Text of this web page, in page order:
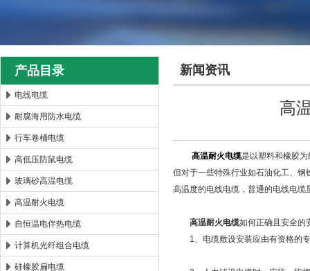
安徽康泰电气有限公司
产品目录
电线电缆
耐腐海用防水电缆
行车卷桶电缆
高低压防鼠电缆
玻璃砂高温电缆
高温耐火电缆
自恒温电伴热电缆
计算机光纤组合电缆
硅橡胶扁电缆
新闻资讯
高
高温耐火电缆是以塑料和橡胶
但对于一些特殊行业如石油化工、
高温度的电线电缆，普通的电线电
高温耐火电缆如何正确且安全的
1、电缆敷设安装应由有资格的专